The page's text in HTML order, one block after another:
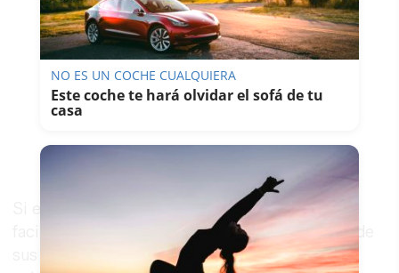
Si en algo ha destacado Shyamalan, es en la
facilidad de atraparte lentamente en el interior de
sus historias para luego, hacer contigo lo que
NO ES UN COCHE CUALQUIERA
Este coche te hará olvidar el sofá de tu
casa